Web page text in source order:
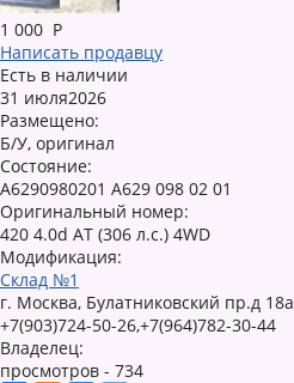
1 000 Р
Написать продавцу
Есть в наличии
31 июля2026
Размещено:
Б/У, оригинал
Состояние:
A6290980201 A629 098 02 01
Оригинальный номер:
420 4.0d AT (306 л.с.) 4WD
Модификация:
Склад №1
г. Москва, Булатниковский пр.д 18а
+7(903)724-50-26,+7(964)782-30-44
Владелец:
просмотров - 734